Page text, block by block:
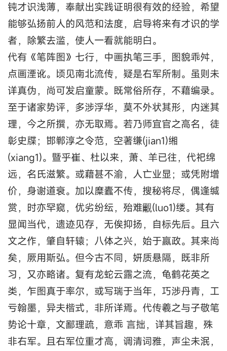
钝才识浅薄，奉献出实践证明很有效的经验，希望
能够弘扬前人的风范和法度，启导将来有才识的学
者，除繁去滥，使人一看就能明白。
代有《笔阵图》七行，中画执笔三手，图貌乖舛，
点画湮讹。顷见南北流传，疑是右军所制。虽则未
详真伪，尚可发启童蒙。既常俗所存，不藉编录。
至于诸家势评，多涉浮华，莫不外状其形，内迷其
理，今之所撰，亦无取焉。若乃师宜官之高名，徒
彰史牒；邯郸淳之令范，空著缣(jian1)缃
(xiang1)。暨乎崔、杜以来，萧、羊已往，代祀绵
远，名氏滋繁。或藉甚不渝，人亡业显；或凭附增
价，身谢道衰。加以糜蠹不传，搜秘将尽，偶逢缄
赏，时亦罕窥，优劣纷纭，殆难覼(luo1)缕。其有
显闻当代，遗迹见存，无俟抑扬，自标先后。且六
文之作，肇自轩辕；八体之兴，始于嬴政。其来尚
矣，厥用斯弘。但今古不同，妍质悬隔，既非所
习，又亦略诸。复有龙蛇云露之流，龟鹤花英之
类，乍图真于率尔，或写瑞于当年，巧涉丹青，工
亏翰墨，异夫楷式，非所详焉。代传羲之与子敬笔
势论十章，文鄙理疏，意乖 言拙，详其旨趣，殊
非右军。且右军位重才高，调清词雅，声尘未泯，